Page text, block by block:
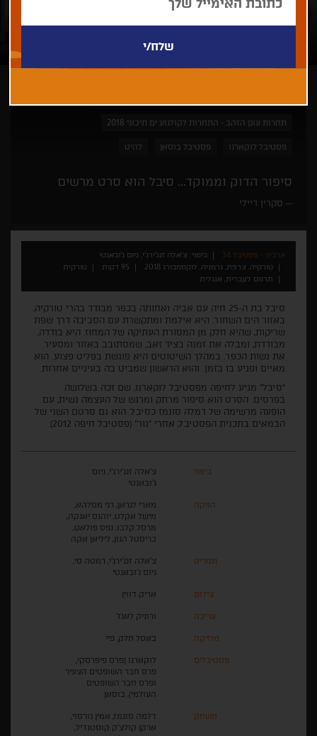
תחרות עוגן הזהב - התחרות לקולנוע ים תיכוני 2018
פסטיבל לוקארנו פסטיבל בוסאן להיט
סיפור הדוק וממוקד... סיבל הוא סרט מרשים
סקרין דיילי
ארכיון - פסטיבל 34
בימוי: צ'אלה זנג'ירג'י, גיום ג'ובאנטי
טורקיה, צרפת, גרמניה, לוקסמבורג 2018
95 דקות
טורקית
תרגום לעברית, אנגלית
סיבל בת ה-25 חיה עם אביה ואחותה בכפר מבודד בהרי טורקיה,
באזור הים השחור. היא אילמת ומתקשרת עם הסביבה דרך שפת
שריקות, שהיא חלק מן המסורת העתיקה של המחוז. היא בודדה,
מבודדת, ומבלה את זמנה בציד זאב, שמסתובב באזור ומסעיר
את נשות הכפר. במהלך השיטוטים היא פוגשת בפליט פצוע. הוא
מאיים ופגיע בו בזמן. והוא הראשון שמביט בה בעיניים אחרות.
"סיבל" מגיע לחיפה מפסטיבל לוקארנו, שם זכה בשלושה
בפרסים. הסרט הוא סיפור מרתק ומרגש של העצמה נשית, עם
הופעה מרשימה של דמלה סונמז כסיבל. הוא גם סרטם השני של
הבמאים בתכנית הפסטיבל, אחרי "נור" (פסטיבל חיפה 2012).
בימוי
צ'אלה זנג'ירג'י, גיום
ג'ובאנטי
הפקה
מארי לגראן, רני מסלהא,
מישל אקלט, יוהנס יאנקה,
מרסל קלבו, נפס פולאט,
כריסטל הנון, ליליאן אקה
תסריט
צ'אלה זנג'ירג'י, רמטה סי,
גיום ג'ובאנטי
צילום אריק דווין
עריכה ורוניק לאנז'
מוזיקה באסל חלק, פיי
פסטיבלים
לוקארנו (פרס פיפרסקי,
פרס חבר השופטים הצעיר
ופרס חבר השופטים
העולמי), בוסאן
משחק
דלמה סונמז, אמין גורסוי,
ארקן קולצ'ק קוסטנדיל,